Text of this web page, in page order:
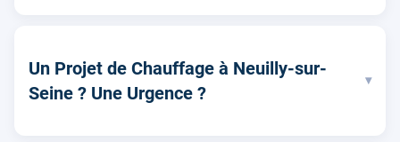
Un Projet de Chauffage à Neuilly-sur-
Seine ? Une Urgence ?
▾